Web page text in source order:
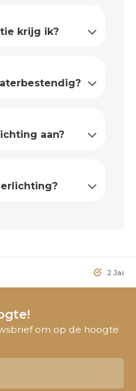
krijg ik?
aan?
2 Jaar
om op de hoogte